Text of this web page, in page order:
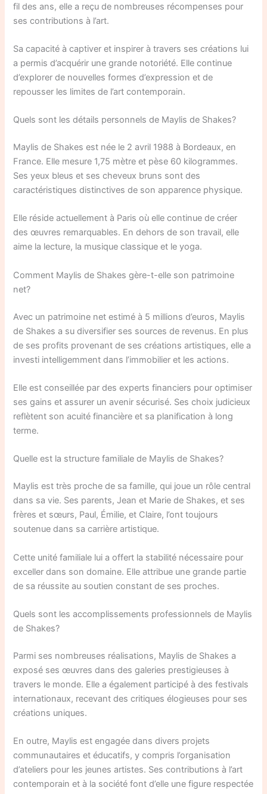
fil des ans, elle a reçu de nombreuses récompenses pour
ses contributions à l’art.
Sa capacité à captiver et inspirer à travers ses créations lui
a permis d’acquérir une grande notoriété. Elle continue
d’explorer de nouvelles formes d’expression et de
repousser les limites de l’art contemporain.
Quels sont les détails personnels de Maylis de Shakes?
Maylis de Shakes est née le 2 avril 1988 à Bordeaux, en
France. Elle mesure 1,75 mètre et pèse 60 kilogrammes.
Ses yeux bleus et ses cheveux bruns sont des
caractéristiques distinctives de son apparence physique.
Elle réside actuellement à Paris où elle continue de créer
des œuvres remarquables. En dehors de son travail, elle
aime la lecture, la musique classique et le yoga.
Comment Maylis de Shakes gère-t-elle son patrimoine
net?
Avec un patrimoine net estimé à 5 millions d’euros, Maylis
de Shakes a su diversifier ses sources de revenus. En plus
de ses profits provenant de ses créations artistiques, elle a
investi intelligemment dans l’immobilier et les actions.
Elle est conseillée par des experts financiers pour optimiser
ses gains et assurer un avenir sécurisé. Ses choix judicieux
reflètent son acuité financière et sa planification à long
terme.
Quelle est la structure familiale de Maylis de Shakes?
Maylis est très proche de sa famille, qui joue un rôle central
dans sa vie. Ses parents, Jean et Marie de Shakes, et ses
frères et sœurs, Paul, Émilie, et Claire, l’ont toujours
soutenue dans sa carrière artistique.
Cette unité familiale lui a offert la stabilité nécessaire pour
exceller dans son domaine. Elle attribue une grande partie
de sa réussite au soutien constant de ses proches.
Quels sont les accomplissements professionnels de Maylis
de Shakes?
Parmi ses nombreuses réalisations, Maylis de Shakes a
exposé ses œuvres dans des galeries prestigieuses à
travers le monde. Elle a également participé à des festivals
internationaux, recevant des critiques élogieuses pour ses
créations uniques.
En outre, Maylis est engagée dans divers projets
communautaires et éducatifs, y compris l’organisation
d’ateliers pour les jeunes artistes. Ses contributions à l’art
contemporain et à la société font d’elle une figure respectée